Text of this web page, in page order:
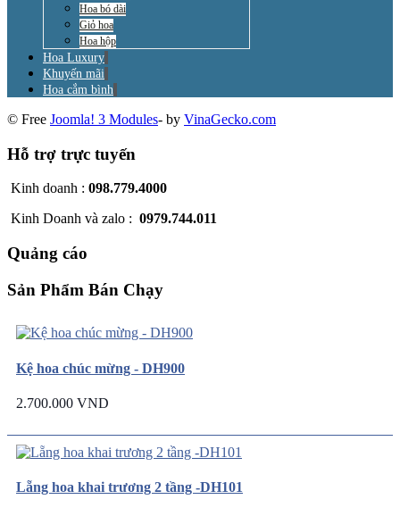
Hoa bó dài
Giỏ hoa
Hoa hộp
Hoa Luxury
Khuyến mãi
Hoa cắm bình
© Free Joomla! 3 Modules- by VinaGecko.com
Hỗ trợ trực tuyến
Kinh doanh : 098.779.4000
Kinh Doanh và zalo : 0979.744.011
Quảng cáo
Sản Phẩm Bán Chạy
Kệ hoa chúc mừng - DH900
2.700.000 VND
Lẵng hoa khai trương 2 tầng -DH101